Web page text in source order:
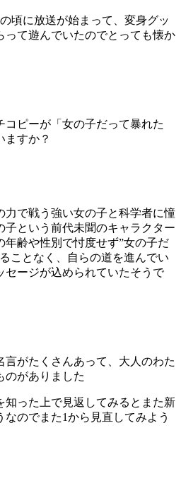
頃に放送が始まって、変身グッ
って遊んでいたのでとっても懐か
ピーが「女の子だって暴れた
ますか？
力で戦う強い女の子と科学者に憧
子という前代未聞のキャラクター
齢や性別で忖度せず”女の子だ
ことなく、自らの道を進んでい
セージが込められていたそうで
言がたくさんあって、大人のわた
のがありました
知った上で見返してみるとまた新
なのでまた1から見直してみよう